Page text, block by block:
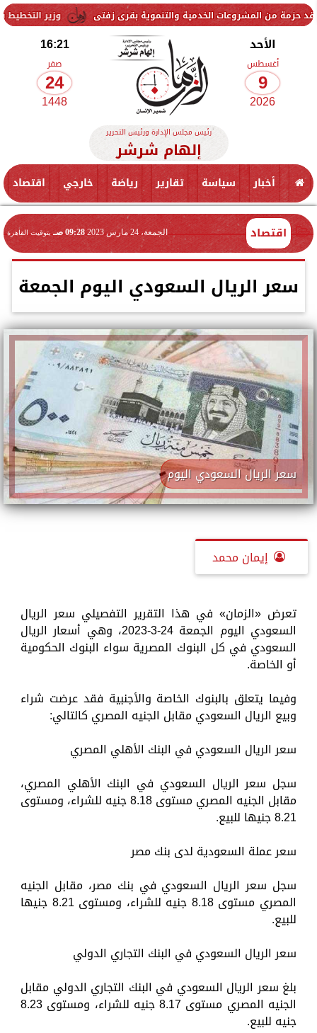
وزير التخطيط يتابع الخدمية والتنموية بقرى زفتى
الأحد
أغسطس
9
2026
16:21
صفر
24
1448
رئيس مجلس الإدارة ورئيس التحرير
إلهام شرشر
أخبار سياسة تقارير رياضة خارجي اقتصاد
اقتصاد الجمعة، 24 مارس 2023 09:28 صـ بتوقيت القاهرة
سعر الريال السعودي اليوم الجمعة
سعر الريال السعودي اليوم
إيمان محمد
تعرض «الزمان» في هذا التقرير التفصيلي سعر الريال
السعودي اليوم الجمعة 24-3-2023، وهي أسعار الريال
السعودي في كل البنوك المصرية سواء البنوك الحكومية
أو الخاصة.
وفيما يتعلق بالبنوك الخاصة والأجنبية فقد عرضت شراء
وبيع الريال السعودي مقابل الجنيه المصري كالتالي:
سعر الريال السعودي في البنك الأهلي المصري
سجل سعر الريال السعودي في البنك الأهلي المصري،
مقابل الجنيه المصري مستوى 8.18 جنيه للشراء، ومستوى
8.21 جنيها للبيع.
سعر عملة السعودية لدى بنك مصر
سجل سعر الريال السعودي في بنك مصر، مقابل الجنيه
المصري مستوى 8.18 جنيه للشراء، ومستوى 8.21 جنيها
للبيع.
سعر الريال السعودي في البنك التجاري الدولي
بلغ سعر الريال السعودي في البنك التجاري الدولي مقابل
الجنيه المصري مستوى 8.17 جنيه للشراء، ومستوى 8.23
جنيه للبيع.